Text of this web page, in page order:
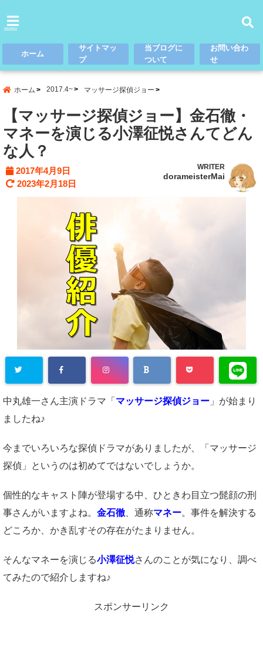
menu
ホーム
サイトマッ
プ
当ブログに
ついて
お問い合わ
せ
ホーム 2017.4~ マッサージ探偵ジョー
【マッサージ探偵ジョー】金石徹・
マネーを演じる小澤征悦さんてどん
な人？
2017年4月9日
2023年2月18日
WRITER
dorameisterMai
中丸雄一さん主演ドラマ「 マッサージ探偵ジョー 」が始まり
ましたね♪
今までいろいろな探偵ドラマがありましたが、「マッサージ
探偵」というのは初めてではないでしょうか。
個性的なキャスト陣が登場する中、ひときわ目立つ髭顔の刑
事さんがいますよね。 金石徹 、通称マネー。事件を解決する
どころか、かき乱すその存在がたまりません。
そんなマネーを演じる小澤征悦さんのことが気になり、調べ
てみたので紹介しますね♪
スポンサーリンク